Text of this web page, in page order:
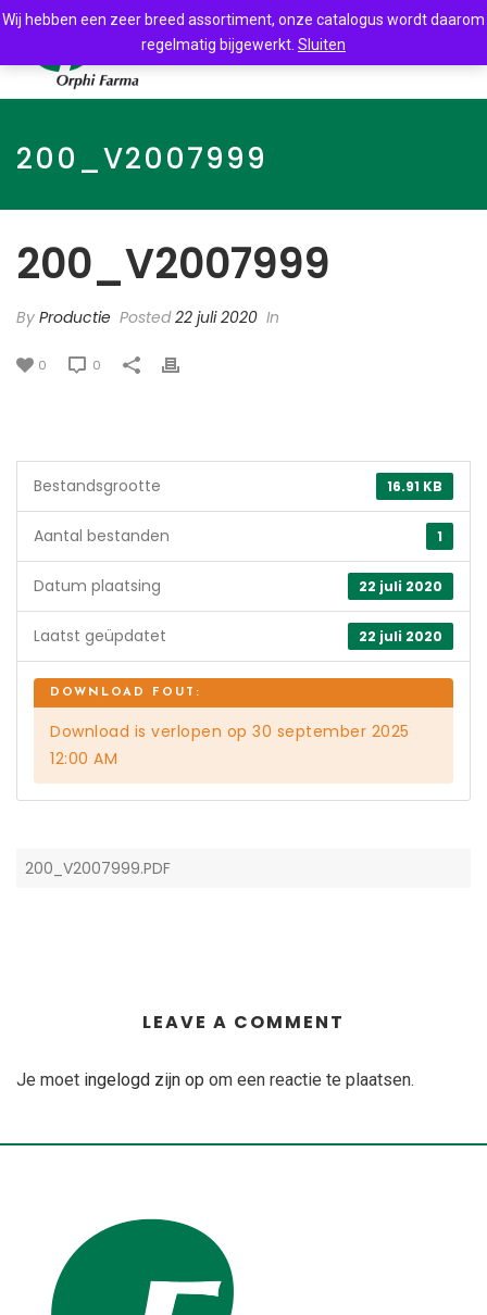
200_V2007999
200_V2007999
By Productie Posted22 juli 2020 In
0 0
16.91 KB
Bestandsgrootte
1
Aantal bestanden
22 juli 2020
Datum plaatsing
22 juli 2020
Laatst geüpdatet
Download is verlopen op 30 september 2025
12:00 AM
200_V2007999.PDF
LEAVE A COMMENT
Je moet ingelogd zijn op om een reactie te plaatsen.
Wij hebben een zeer breed assortiment, onze catalogus wordt daarom
regelmatig bijgewerkt. Sluiten